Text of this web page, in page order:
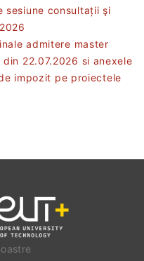
sesiune consultații şi
admitere master
din 22.07.2026 si anexele
impozit pe proiectele